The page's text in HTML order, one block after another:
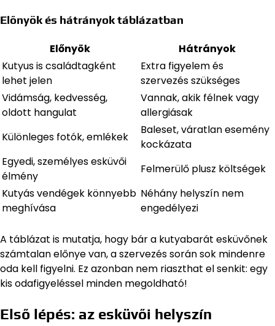
Előnyök és hátrányok táblázatban
Előnyök
Hátrányok
Kutyus is családtagként
lehet jelen
Extra figyelem és
szervezés szükséges
Vidámság, kedvesség,
oldott hangulat
Vannak, akik félnek vagy
allergiásak
Különleges fotók, emlékek
Baleset, váratlan esemény
kockázata
Egyedi, személyes esküvői
élmény
Felmerülő plusz költségek
Kutyás vendégek könnyebb
meghívása
Néhány helyszín nem
engedélyezi
A táblázat is mutatja, hogy bár a kutyabarát esküvőnek
számtalan előnye van, a szervezés során sok mindenre
oda kell figyelni. Ez azonban nem riaszthat el senkit: egy
kis odafigyeléssel minden megoldható!
Első lépés: az esküvői helyszín